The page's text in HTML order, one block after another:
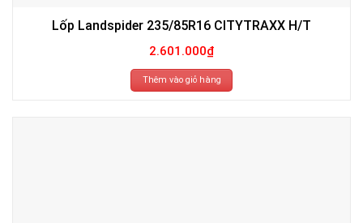
Lốp Landspider 235/85R16 CITYTRAXX H/T
2.601.000₫
Thêm vào giỏ hàng